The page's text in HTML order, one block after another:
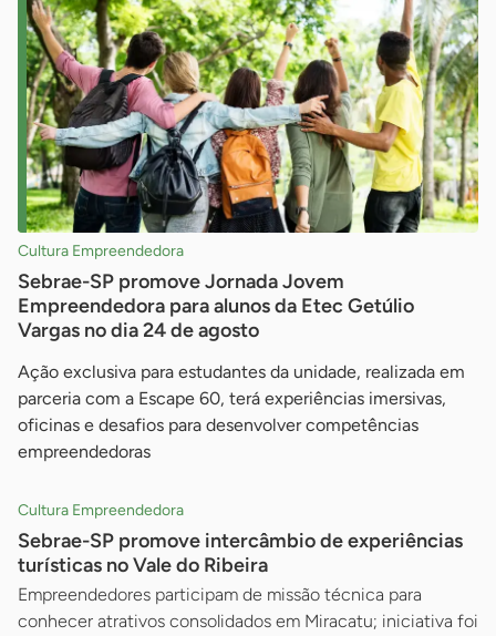
Cultura Empreendedora
Sebrae-SP promove Jornada Jovem
Empreendedora para alunos da Etec Getúlio
Vargas no dia 24 de agosto
Ação exclusiva para estudantes da unidade, realizada em
parceria com a Escape 60, terá experiências imersivas,
oficinas e desafios para desenvolver competências
empreendedoras
Cultura Empreendedora
Sebrae-SP promove intercâmbio de experiências
turísticas no Vale do Ribeira
Empreendedores participam de missão técnica para
conhecer atrativos consolidados em Miracatu; iniciativa foi